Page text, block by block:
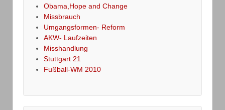
Obama,Hope and Change
Missbrauch
Umgangsformen- Reform
AKW- Laufzeiten
Misshandlung
Stuttgart 21
Fußball-WM 2010